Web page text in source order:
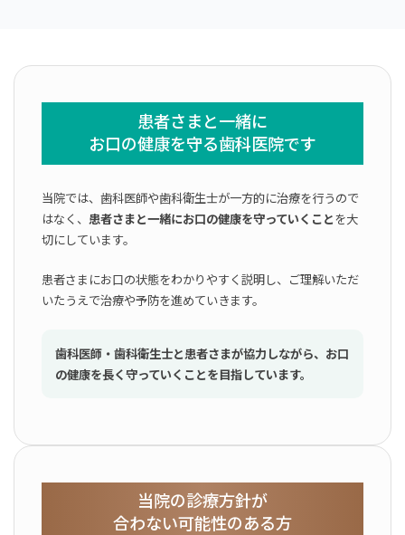
患者さまと一緒に
お口の健康を守る歯科医院です
当院では、歯科医師や歯科衛生士が一方的に治療を行うので
はなく、 患者さまと一緒にお口の健康を守っていくことを大
切にしています。
患者さまにお口の状態をわかりやすく説明し、ご理解いただ
いたうえで治療や予防を進めていきます。
歯科医師・歯科衛生士と患者さまが協力しながら、お口
の健康を長く守っていくことを目指しています。
当院の診療方針が
合わない可能性のある方